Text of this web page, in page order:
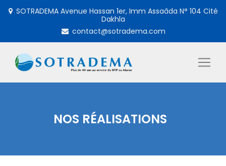
SOTRADEMA Avenue Hassan 1er, Imm Assaâda N° 104 Cité
Dakhla
contact@sotradema.com
NOS RÉALISATIONS